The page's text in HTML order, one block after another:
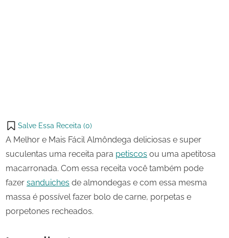
on
X
Salve Essa Receita (0)
A Melhor e Mais Fácil Almôndega deliciosas e super
suculentas uma receita para petiscos ou uma apetitosa
macarronada. Com essa receita você também pode
fazer sanduiches de almondegas e com essa mesma
massa é possível fazer bolo de carne, porpetas e
porpetones recheados.